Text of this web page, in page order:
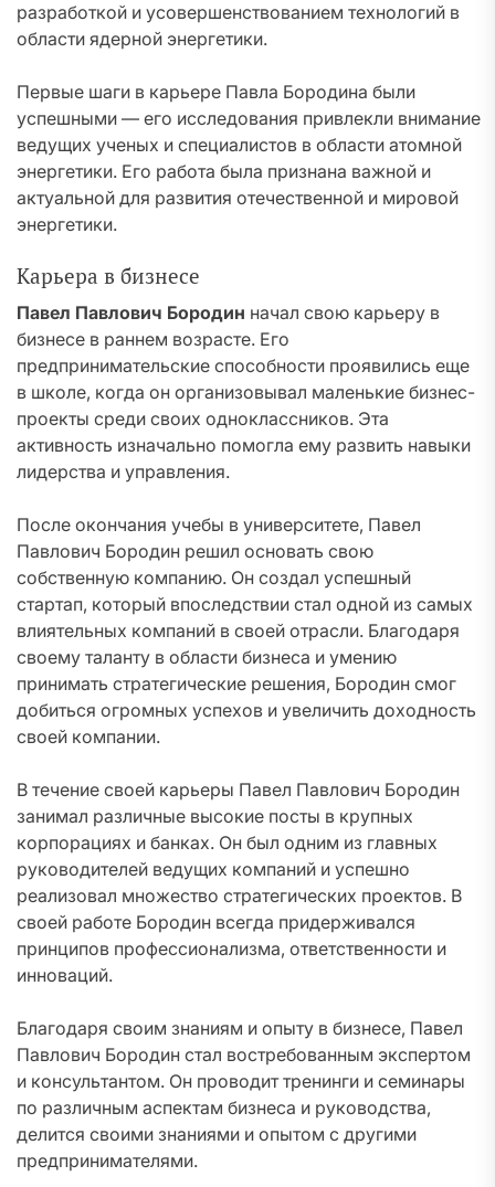
разработкой и усовершенствованием технологий в
области ядерной энергетики.
Первые шаги в карьере Павла Бородина были
успешными — его исследования привлекли внимание
ведущих ученых и специалистов в области атомной
энергетики. Его работа была признана важной и
актуальной для развития отечественной и мировой
энергетики.
Карьера в бизнесе
Павел Павлович Бородин начал свою карьеру в
бизнесе в раннем возрасте. Его
предпринимательские способности проявились еще
в школе, когда он организовывал маленькие бизнес-
проекты среди своих одноклассников. Эта
активность изначально помогла ему развить навыки
лидерства и управления.
После окончания учебы в университете, Павел
Павлович Бородин решил основать свою
собственную компанию. Он создал успешный
стартап, который впоследствии стал одной из самых
влиятельных компаний в своей отрасли. Благодаря
своему таланту в области бизнеса и умению
принимать стратегические решения, Бородин смог
добиться огромных успехов и увеличить доходность
своей компании.
В течение своей карьеры Павел Павлович Бородин
занимал различные высокие посты в крупных
корпорациях и банках. Он был одним из главных
руководителей ведущих компаний и успешно
реализовал множество стратегических проектов. В
своей работе Бородин всегда придерживался
принципов профессионализма, ответственности и
инноваций.
Благодаря своим знаниям и опыту в бизнесе, Павел
Павлович Бородин стал востребованным экспертом
и консультантом. Он проводит тренинги и семинары
по различным аспектам бизнеса и руководства,
делится своими знаниями и опытом с другими
предпринимателями.